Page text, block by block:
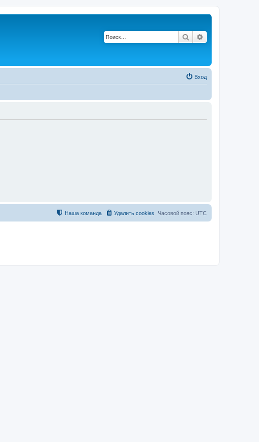
Поиск
Вход
Часовой пояс: UTC
Удалить cookies
Наша команда